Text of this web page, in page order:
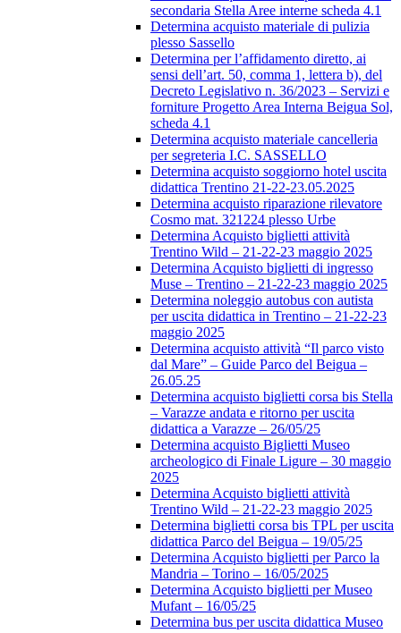
secondaria Stella Aree interne scheda 4.1
Determina acquisto materiale di pulizia
plesso Sassello
Determina per l’affidamento diretto, ai
sensi dell’art. 50, comma 1, lettera b), del
Decreto Legislativo n. 36/2023 – Servizi e
forniture Progetto Area Interna Beigua Sol,
scheda 4.1
Determina acquisto materiale cancelleria
per segreteria I.C. SASSELLO
Determina acquisto soggiorno hotel uscita
didattica Trentino 21-22-23.05.2025
Determina acquisto riparazione rilevatore
Cosmo mat. 321224 plesso Urbe
Determina Acquisto biglietti attività
Trentino Wild – 21-22-23 maggio 2025
Determina Acquisto biglietti di ingresso
Muse – Trentino – 21-22-23 maggio 2025
Determina noleggio autobus con autista
per uscita didattica in Trentino – 21-22-23
maggio 2025
Determina acquisto attività “Il parco visto
dal Mare” – Guide Parco del Beigua –
26.05.25
Determina acquisto biglietti corsa bis Stella
– Varazze andata e ritorno per uscita
didattica a Varazze – 26/05/25
Determina acquisto Biglietti Museo
archeologico di Finale Ligure – 30 maggio
2025
Determina Acquisto biglietti attività
Trentino Wild – 21-22-23 maggio 2025
Determina biglietti corsa bis TPL per uscita
didattica Parco del Beigua – 19/05/25
Determina Acquisto biglietti per Parco la
Mandria – Torino – 16/05/2025
Determina Acquisto biglietti per Museo
Mufant – 16/05/25
Determina bus per uscita didattica Museo